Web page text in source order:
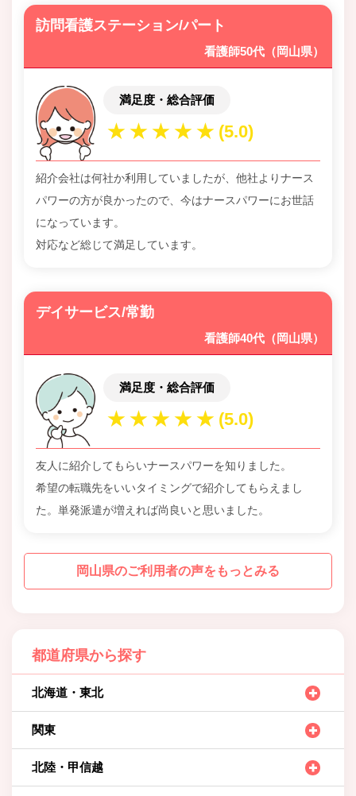
訪問看護ステーション/パート
看護師50代（岡山県）
満足度・総合評価
紹介会社は何社か利用していましたが、他社よりナース
パワーの方が良かったので、今はナースパワーにお世話
になっています。
対応など総じて満足しています。
デイサービス/常勤
看護師40代（岡山県）
満足度・総合評価
友人に紹介してもらいナースパワーを知りました。
希望の転職先をいいタイミングで紹介してもらえまし
た。単発派遣が増えれば尚良いと思いました。
岡山県のご利用者の声をもっとみる
都道府県から探す
北海道・東北
関東
北陸・甲信越